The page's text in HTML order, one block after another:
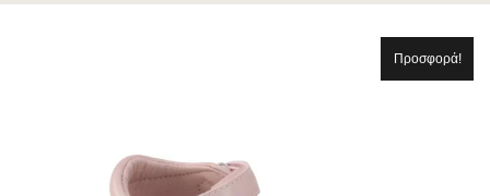
Προσφορά!